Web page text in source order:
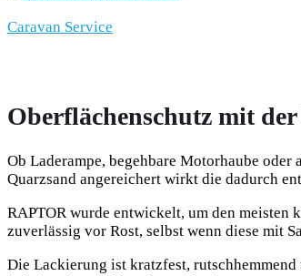
Caravan Service
Oberflächenschutz mit
Ob Laderampe, begehbare Motorhaube
Quarzsand angereichert wirkt die dadurch
RAPTOR wurde entwickelt, um den meisten
zuverlässig vor Rost, selbst wenn diese mit
Die Lackierung ist kratzfest,